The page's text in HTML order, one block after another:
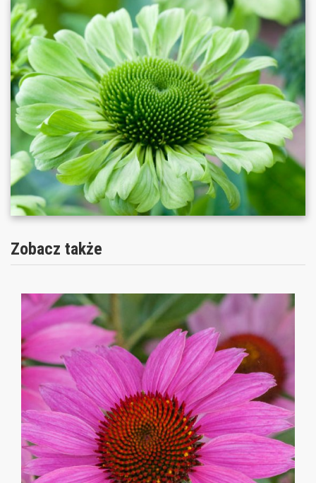
Zobacz także